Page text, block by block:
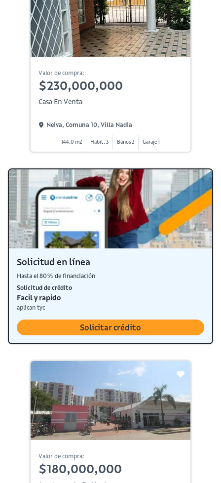
Valor de compra:
$230,000,000
Casa En Venta
Neiva, Comuna 10, Villa Nadia
144.0 m2 Habit. 3 Baños 2 Garaje 1
Solicitud en línea
Hasta el 80% de financiación
Solicitud de crédito
Facil y rapido
aplican tyc
Solicitar crédito
Valor de compra:
$180,000,000